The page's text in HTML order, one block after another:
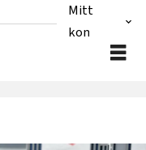
Mitt
konto